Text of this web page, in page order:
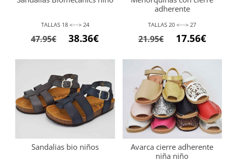
TALLAS 18 <····> 24
47.95€
El
era:
47.95€.
38.36€El
38.36€.
adherente
TALLAS 20 <····> 27
21.95€
El
era:
21.95€.
17.56€El
Sandalias bio niños
Avarca cierre adherente
niña niño